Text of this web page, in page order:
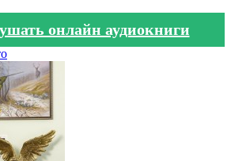
онлайн аудиокниги